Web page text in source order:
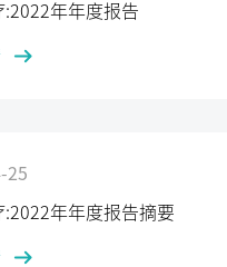
:2022年年度报告
25
:2022年年度报告摘要